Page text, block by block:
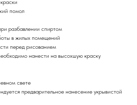
помол
разбавлении спиртом
в жилых помещений
перед рисованием
нанести на высохшую краску
свете
предварительное нанесение укрывистой